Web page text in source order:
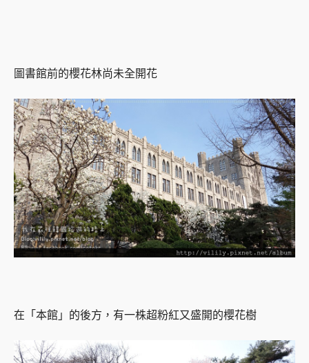
圖書館前的櫻花林尚未全開花
在「本館」的後方，有一株超粉紅又盛開的櫻花樹